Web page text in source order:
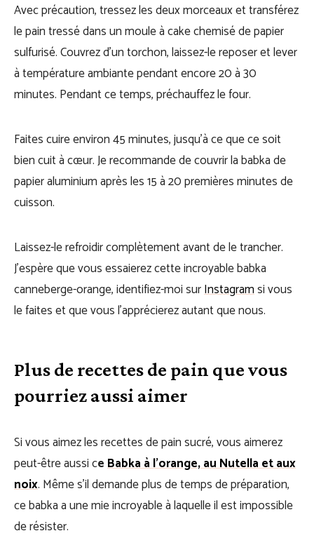
Avec précaution, tressez les deux morceaux et transférez
le pain tressé dans un moule à cake chemisé de papier
sulfurisé. Couvrez d’un torchon, laissez-le reposer et lever
à température ambiante pendant encore 20 à 30
minutes. Pendant ce temps, préchauffez le four.
Faites cuire environ 45 minutes, jusqu’à ce que ce soit
bien cuit à cœur. Je recommande de couvrir la babka de
papier aluminium après les 15 à 20 premières minutes de
cuisson.
Laissez-le refroidir complètement avant de le trancher.
J’espère que vous essaierez cette incroyable babka
canneberge-orange, identifiez-moi surInstagramsi vous
le faites et que vous l’apprécierez autant que nous.
Plus de recettes de pain que vous
pourriez aussi aimer
Si vous aimez les recettes de pain sucré, vous aimerez
peut-être aussi ceBabka à l’orange, au Nutella et aux
noix. Même s’il demande plus de temps de préparation,
ce babka a une mie incroyable à laquelle il est impossible
de résister.